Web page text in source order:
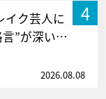
4
イク芸人に
言”が深い…
2026.08.08